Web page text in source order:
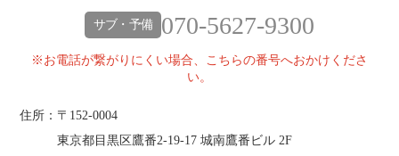
サブ・予備 070-5627-9300
※お電話が繋がりにくい場合、こちらの番号へおかけくださ
い。
住所：〒152-0004
東京都目黒区鷹番2‐19‐17 城南鷹番ビル 2F